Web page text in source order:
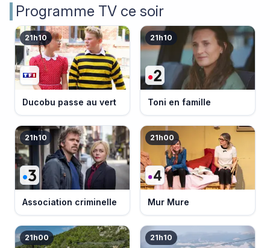
Programme TV ce soir
21h10
Ducobu passe au vert
21h10
Toni en famille
21h10
Association criminelle
21h00
Mur Mure
21h00 21h10